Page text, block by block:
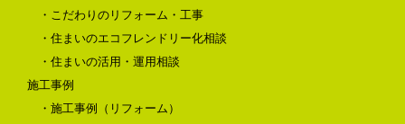
・こだわりのリフォーム・工事
・住まいのエコフレンドリー化相談
・住まいの活用・運用相談
施工事例
・施工事例（リフォーム）